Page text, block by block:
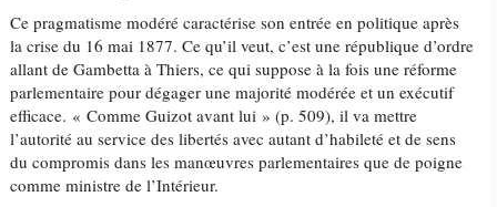
Ce pragmatisme modéré caractérise son entrée en politique après
la crise du 16 mai 1877. Ce qu’il veut, c’est une république d’ordre
allant de Gambetta à Thiers, ce qui suppose à la fois une réforme
parlementaire pour dégager une majorité modérée et un exécutif
efficace. « Comme Guizot avant lui » (p. 509), il va mettre
l’autorité au service des libertés avec autant d’habileté et de sens
du compromis dans les manœuvres parlementaires que de poigne
comme ministre de l’Intérieur.